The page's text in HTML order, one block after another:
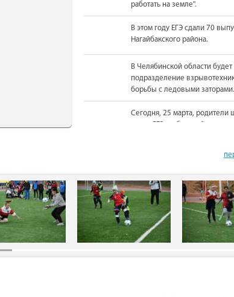
работать на земле".
В этом году ЕГЭ сдали 70
Нагайбакского района.
В Челябинской области будет
подразделение
борьбы с ледовыми заторами.
Сегодня, 25 марта, родители
сдали ЕГЭ по базовой
На должность
вновь назначена Юлия
Юные читатели приняли
чемпионате по чтению вслух.
В Нагайбакском районе